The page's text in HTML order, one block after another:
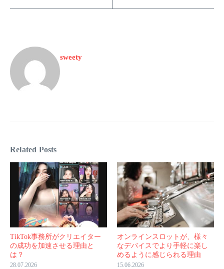
sweety
Related Posts
TikTok事務所がクリエイター
の成功を加速させる理由と
は？
28.07.2026
オンラインスロットが、様々
なデバイスでより手軽に楽し
めるように感じられる理由
15.06.2026